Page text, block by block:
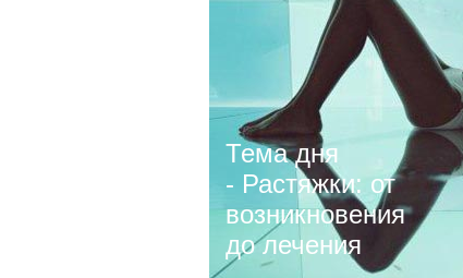
Тема дня
- Растяжки: от
возникновения
до лечения